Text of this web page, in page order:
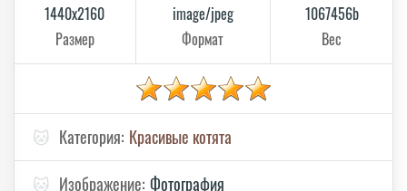
1440x2160
Размер
image/jpeg
Формат
1067456b
Вес
🐱 Категория: Красивые котята
🐱 Изображение: Фотография